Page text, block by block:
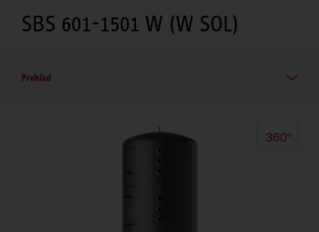
SBS 601-1501 W (W SOL)
Prehľad
360°